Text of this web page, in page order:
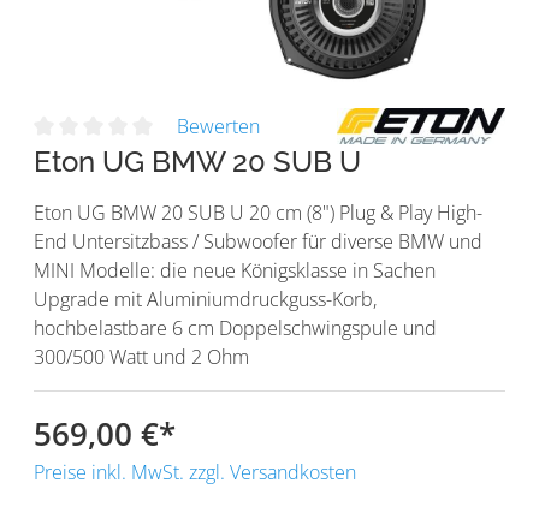
Bewerten
Eton UG BMW 20 SUB U
Eton UG BMW 20 SUB U 20 cm (8") Plug & Play High-
End Untersitzbass / Subwoofer für diverse BMW und
MINI Modelle: die neue Königsklasse in Sachen
Upgrade mit Aluminiumdruckguss-Korb,
hochbelastbare 6 cm Doppelschwingspule und
300/500 Watt und 2 Ohm
569,00 €*
Preise inkl. MwSt. zzgl. Versandkosten